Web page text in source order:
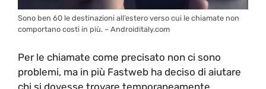
Sono ben 60 le destinazioni all’estero verso cui le chiamate non
comportano costi in più. – Androiditaly.com
Per le chiamate come precisato non ci sono
problemi, ma in più Fastweb ha deciso di aiutare
chi si dovesse trovare temporaneamente